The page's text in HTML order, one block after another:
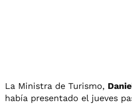
La Ministra de Turismo,
había presentado el jueves